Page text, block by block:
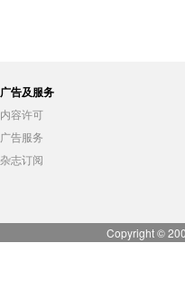
广告及服务
内容许可
广告服务
杂志订阅
Copyright ©